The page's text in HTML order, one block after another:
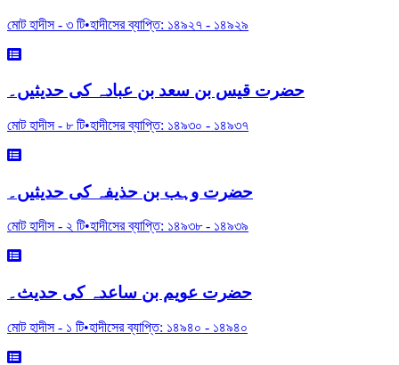
মোট হাদীস - ৩ টি•হাদীসের ব্যাপ্তি: ১৪৯২৭ - ১৪৯২৯
حضرت قیس بن سعد بن عبادہ کی حدیثیں۔
মোট হাদীস - ৮টি•হাদীসের ব্যাপ্তি: ১৪৯৩০ - ১৪৯৩৭
حضرت وہب بن حذیفہ کی حدیثیں۔
মোট হাদীস - ২ টি•হাদীসের ব্যাপ্তি: ১৪৯৩৮- ১৪৯৩৯
حضرت عویم بن ساعدہ کی حدیث۔
মোট হাদীস - ১ টি•হাদীসের ব্যাপ্তি: ১৪৯৪০ - ১৪৯৪০